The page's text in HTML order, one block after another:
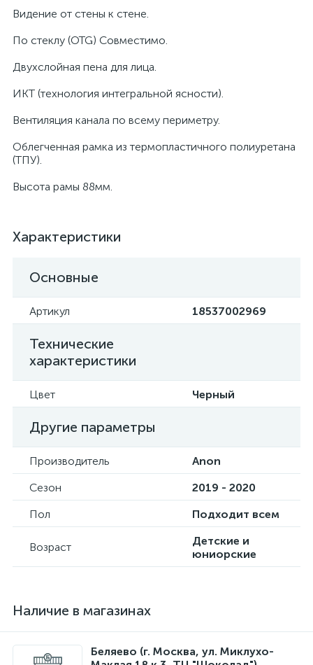
Видение от стены к стене.
По стеклу (OTG) Совместимо.
Двухслойная пена для лица.
ИКТ (технология интегральной ясности).
Вентиляция канала по всему периметру.
Облегченная рамка из термопластичного полиуретана
(ТПУ).
Высота рамы 88мм.
Характеристики
Основные
Артикул 18537002969
Технические
характеристики
Цвет Черный
Другие параметры
Производитель
Anon
Сезон
2019 - 2020
Пол
Подходит всем
Возраст
Детские и
юниорские
Наличие в магазинах
Беляево (г. Москва, ул. Миклухо-